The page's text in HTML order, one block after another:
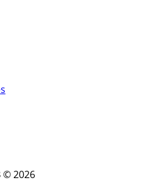
© 2026